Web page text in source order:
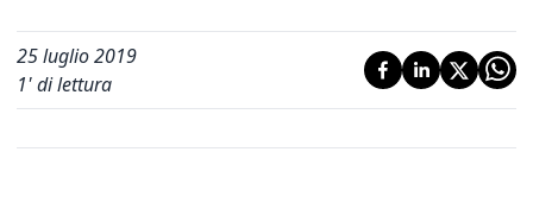
25 luglio 2019
1' di lettura